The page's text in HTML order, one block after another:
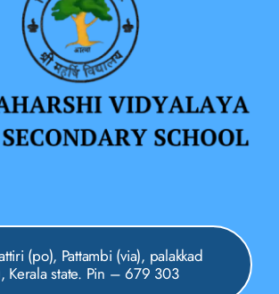
(po), Pattambi (via), palakkad
Kerala state. Pin – 679 303